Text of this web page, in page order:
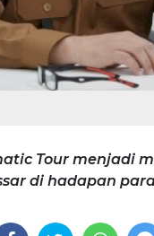
Tour menjadi
di hadapan